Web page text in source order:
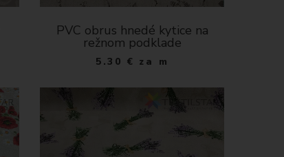
PVC obrus hnedé kytice na
režnom podklade
5.30 € za m